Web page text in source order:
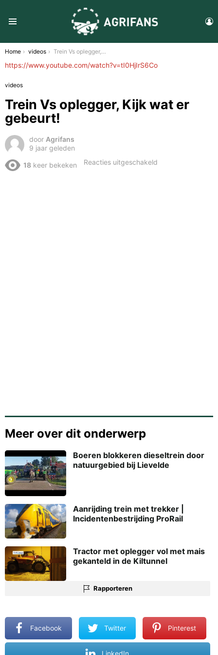
You are here:
Home videos Trein Vs oplegger, Kijk wat er gebeurt!
https://www.youtube.com/watch?v=tI0HjIrS6Co
videos
Trein Vs oplegger, Kijk wat er
gebeurt!
door Agrifans
9 jaar geleden
18 keer bekeken Reacties uitgeschakeld
Meer over dit onderwerp
Boeren blokkeren dieseltrein door
natuurgebied bij Lievelde
Aanrijding trein met trekker |
Incidentenbestrijding ProRail
Tractor met oplegger vol met mais
gekanteld in de Kiltunnel
Rapporteren
Facebook Twitter Pinterest